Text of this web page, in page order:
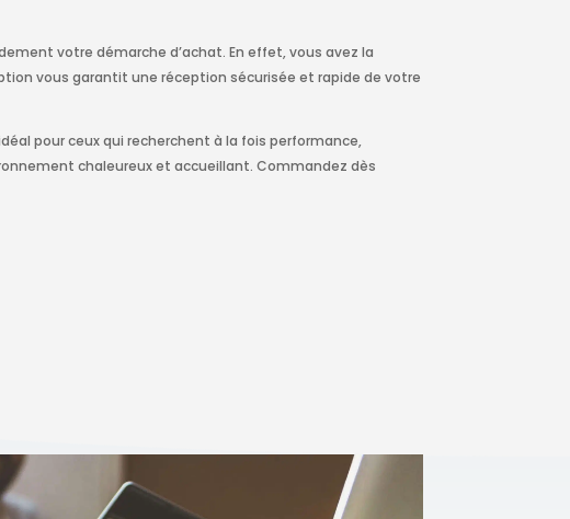
votre démarche d’achat. En effet, vous avez la
vous garantit une réception sécurisée et rapide de votre
pour ceux qui recherchent à la fois performance,
chaleureux et accueillant. Commandez dès